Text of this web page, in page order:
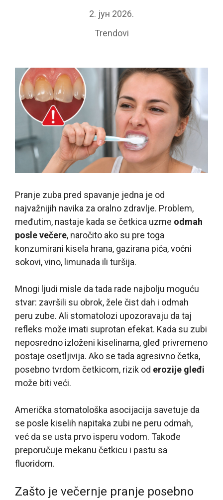
2. јун 2026.
Trendovi
Pranje zuba pred spavanje jedna je od
najvažnijih navika za oralno zdravlje. Problem,
međutim, nastaje kada se četkica uzme odmah
posle večere, naročito ako su pre toga
konzumirani kisela hrana, gazirana pića, voćni
sokovi, vino, limunada ili turšija.
Mnogi ljudi misle da tada rade najbolju moguću
stvar: završili su obrok, žele čist dah i odmah
peru zube. Ali stomatolozi upozoravaju da taj
refleks može imati suprotan efekat. Kada su zubi
neposredno izloženi kiselinama, gleđ privremeno
postaje osetljivija. Ako se tada agresivno četka,
posebno tvrdom četkicom, rizik od erozije gleđi
može biti veći.
Američka stomatološka asocijacija savetuje da
se posle kiselih napitaka zubi ne peru odmah,
već da se usta prvo isperu vodom. Takođe
preporučuje mekanu četkicu i pastu sa
fluoridom.
Zašto je večernje pranje posebno